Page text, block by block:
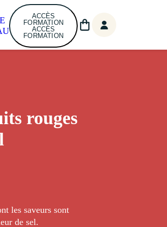
ACCÈS
FORMATION
ACCÈS
FORMATION
rouges
les saveurs sont
de sel.